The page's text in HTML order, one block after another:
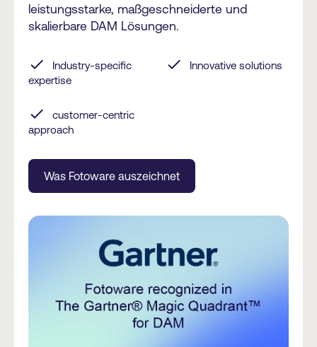
leistungsstarke, maßgeschneiderte und
skalierbare DAM Lösungen.
check
Industry-specific
expertise
check Innovative solutions
check
customer-centric
approach
Was Fotoware auszeichnet